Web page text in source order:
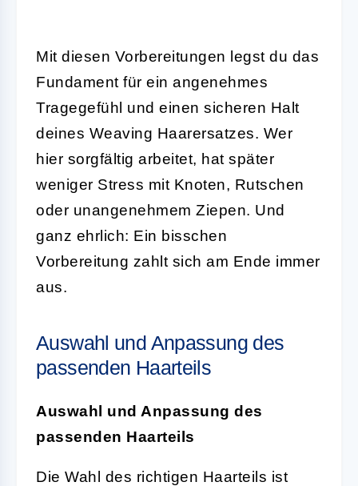
Mit diesen Vorbereitungen legst du das
Fundament für ein angenehmes
Tragegefühl und einen sicheren Halt
deines Weaving Haarersatzes. Wer
hier sorgfältig arbeitet, hat später
weniger Stress mit Knoten, Rutschen
oder unangenehmem Ziepen. Und
ganz ehrlich: Ein bisschen
Vorbereitung zahlt sich am Ende immer
aus.
Auswahl und Anpassung des
passenden Haarteils
Auswahl und Anpassung des
passenden Haarteils
Die Wahl des richtigen Haarteils ist